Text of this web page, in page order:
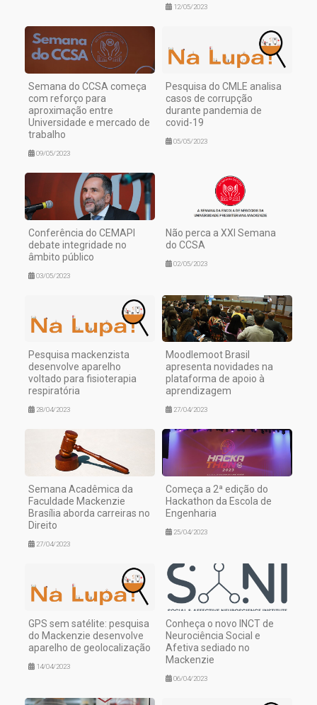
12/05/2023
Semana do CCSA começa
com reforço para
aproximação entre
Universidade e mercado de
trabalho
09/05/2023
Pesquisa do CMLE analisa
casos de corrupção
durante pandemia de
covid-19
05/05/2023
Conferência do CEMAPI
debate integridade no
âmbito público
03/05/2023
Não perca a XXI Semana
do CCSA
02/05/2023
Pesquisa mackenzista
desenvolve aparelho
voltado para fisioterapia
respiratória
28/04/2023
Moodlemoot Brasil
apresenta novidades na
plataforma de apoio à
aprendizagem
27/04/2023
Semana Acadêmica da
Faculdade Mackenzie
Brasília aborda carreiras no
Direito
27/04/2023
Começa a 2ª edição do
Hackathon da Escola de
Engenharia
25/04/2023
GPS sem satélite: pesquisa
do Mackenzie desenvolve
aparelho de geolocalização
14/04/2023
Conheça o novo INCT de
Neurociência Social e
Afetiva sediado no
Mackenzie
06/04/2023